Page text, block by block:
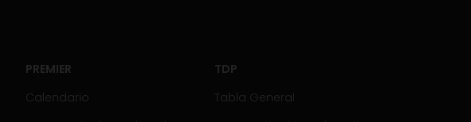
PREMIER
Calendario
TDP
Tabla General